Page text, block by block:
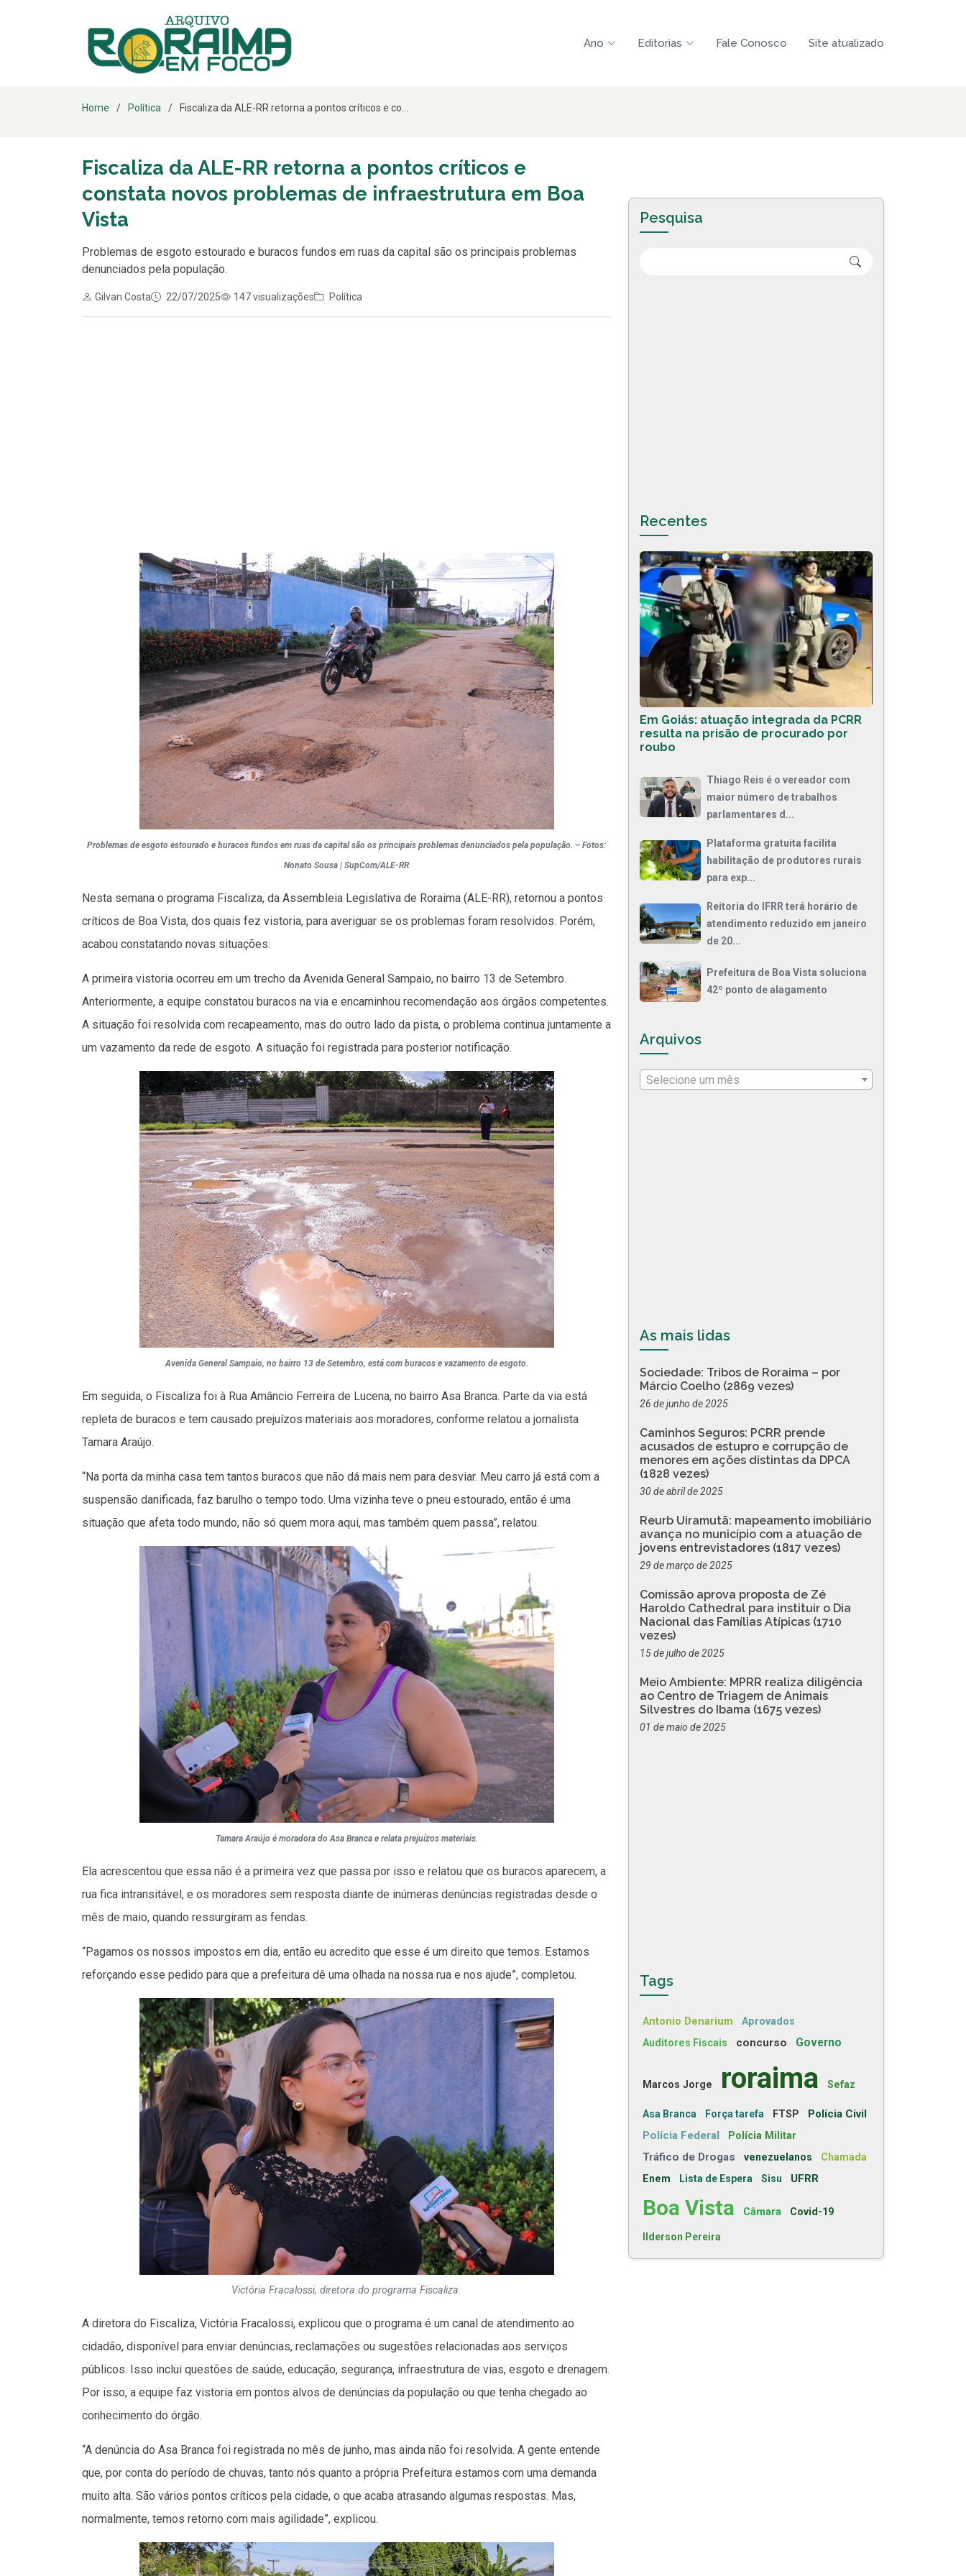
Ano Editorias Fale Conosco Site atualizado
Home Política Fiscaliza da ALE-RR retorna a pontos críticos e co...
Fiscaliza da ALE-RR retorna a pontos críticos e
constata novos problemas de infraestrutura em Boa
Vista
Problemas de esgoto estourado e buracos fundos em ruas da capital são os principais problemas
denunciados pela população.
Gilvan Costa 22/07/2025 147 visualizações Política
Problemas de esgoto estourado e buracos fundos em ruas da capital são os principais problemas denunciados pela população. – Fotos:
Nonato Sousa | SupCom/ALE-RR
Nesta semana o programa Fiscaliza, da Assembleia Legislativa de Roraima (ALE-RR), retornou a pontos
críticos de Boa Vista, dos quais fez vistoria, para averiguar se os problemas foram resolvidos. Porém,
acabou constatando novas situações.
A primeira vistoria ocorreu em um trecho da Avenida General Sampaio, no bairro 13 de Setembro.
Anteriormente, a equipe constatou buracos na via e encaminhou recomendação aos órgãos competentes.
A situação foi resolvida com recapeamento, mas do outro lado da pista, o problema continua juntamente a
um vazamento da rede de esgoto. A situação foi registrada para posterior notificação.
Avenida General Sampaio, no bairro 13 de Setembro, está com buracos e vazamento de esgoto.
Em seguida, o Fiscaliza foi à Rua Amâncio Ferreira de Lucena, no bairro Asa Branca. Parte da via está
repleta de buracos e tem causado prejuízos materiais aos moradores, conforme relatou a jornalista
Tamara Araújo.
“Na porta da minha casa tem tantos buracos que não dá mais nem para desviar. Meu carro já está com a
suspensão danificada, faz barulho o tempo todo. Uma vizinha teve o pneu estourado, então é uma
situação que afeta todo mundo, não só quem mora aqui, mas também quem passa”, relatou.
Tamara Araújo é moradora do Asa Branca e relata prejuízos materiais.
Ela acrescentou que essa não é a primeira vez que passa por isso e relatou que os buracos aparecem, a
rua fica intransitável, e os moradores sem resposta diante de inúmeras denúncias registradas desde o
mês de maio, quando ressurgiram as fendas.
“Pagamos os nossos impostos em dia, então eu acredito que esse é um direito que temos. Estamos
reforçando esse pedido para que a prefeitura dê uma olhada na nossa rua e nos ajude”, completou.
Victória Fracalossi, diretora do programa Fiscaliza.
A diretora do Fiscaliza, Victória Fracalossi, explicou que o programa é um canal de atendimento ao
cidadão, disponível para enviar denúncias, reclamações ou sugestões relacionadas aos serviços
públicos. Isso inclui questões de saúde, educação, segurança, infraestrutura de vias, esgoto e drenagem.
Por isso, a equipe faz vistoria em pontos alvos de denúncias da população ou que tenha chegado ao
conhecimento do órgão.
“A denúncia do Asa Branca foi registrada no mês de junho, mas ainda não foi resolvida. A gente entende
que, por conta do período de chuvas, tanto nós quanto a própria Prefeitura estamos com uma demanda
muito alta. São vários pontos críticos pela cidade, o que acaba atrasando algumas respostas. Mas,
normalmente, temos retorno com mais agilidade”, explicou.
Pesquisa
Recentes
Em Goiás: atuação integrada da PCRR
resulta na prisão de procurado por
roubo
Thiago Reis é o vereador com
maior número de trabalhos
parlamentares d...
Plataforma gratuita facilita
habilitação de produtores rurais
para exp...
Reitoria do IFRR terá horário de
atendimento reduzido em janeiro
de 20...
Prefeitura de Boa Vista soluciona
42º ponto de alagamento
Arquivos
Selecione um mês
As mais lidas
Sociedade: Tribos de Roraima – por
Márcio Coelho (2869 vezes)
26 de junho de 2025
Caminhos Seguros: PCRR prende
acusados de estupro e corrupção de
menores em ações distintas da DPCA
(1828 vezes)
30 de abril de 2025
Reurb Uiramutã: mapeamento imobiliário
avança no município com a atuação de
jovens entrevistadores (1817 vezes)
29 de março de 2025
Comissão aprova proposta de Zé
Haroldo Cathedral para instituir o Dia
Nacional das Famílias Atípicas (1710
vezes)
15 de julho de 2025
Meio Ambiente: MPRR realiza diligência
ao Centro de Triagem de Animais
Silvestres do Ibama (1675 vezes)
01 de maio de 2025
Tags
Antonio Denarium Aprovados
Auditores Fiscais concurso Governo
Marcos Jorge roraima Sefaz
Asa Branca Força tarefa FTSP
Polícia Civil
Polícia Federal
Polícia Militar
Tráfico de Drogas venezuelanos
Chamada
Enem
Lista de Espera Sisu UFRR
Boa Vista Câmara Covid-19
Ilderson Pereira